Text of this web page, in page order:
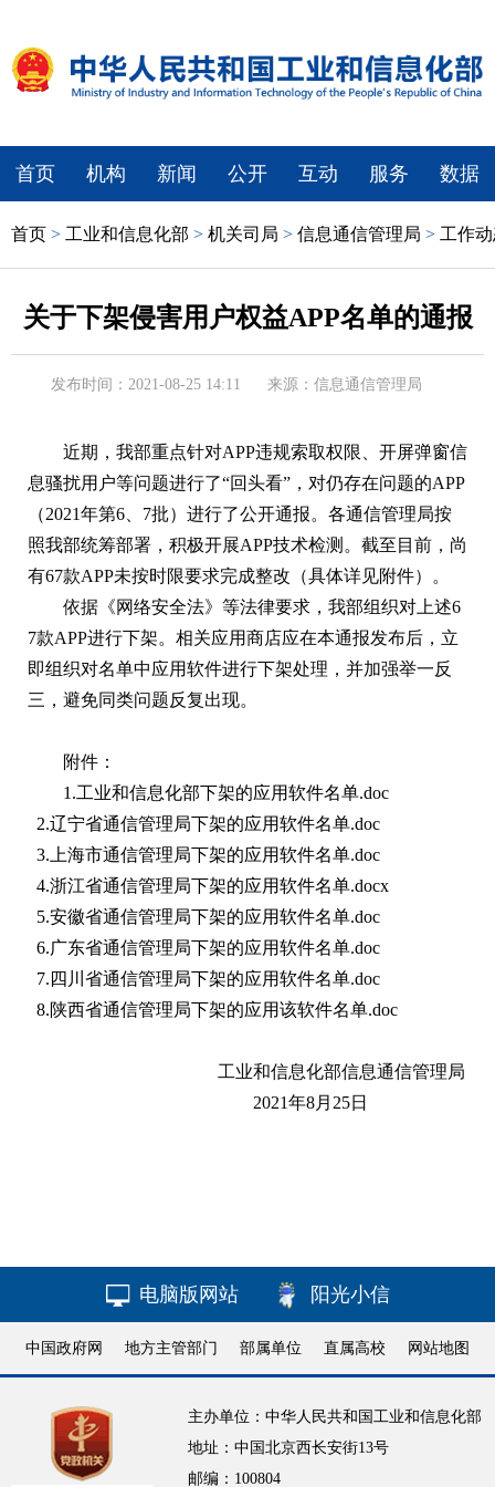
首页 机构 新闻 公开 互动 服务 数据
首页 > 工业和信息化部 > 机关司局 > 信息通信管理局 > 工作
关于下架侵害用户权益APP名单的通报
发布时间：2021-08-25 14:11 来源：信息通信管理局
近期，我部重点针对APP违规索取权限、开屏弹窗信
息骚扰用户等问题进行了“回头看”，对仍存在问题的APP
（2021年第6、7批）进行了公开通报。各通信管理局按
照我部统筹部署，积极开展APP技术检测。截至目前，尚
有67款APP未按时限要求完成整改（具体详见附件）。
依据《网络安全法》等法律要求，我部组织对上述6
7款APP进行下架。相关应用商店应在本通报发布后，立
即组织对名单中应用软件进行下架处理，并加强举一反
三，避免同类问题反复出现。
附件：
1.工业和信息化部下架的应用软件名单.doc
2.辽宁省通信管理局下架的应用软件名单.doc
3.上海市通信管理局下架的应用软件名单.doc
4.浙江省通信管理局下架的应用软件名单.docx
5.安徽省通信管理局下架的应用软件名单.doc
6.广东省通信管理局下架的应用软件名单.doc
7.四川省通信管理局下架的应用软件名单.doc
8.陕西省通信管理局下架的应用该软件名单.doc
工业和信息化部信息通信管理局
2021年8月25日
电脑版网站 阳光小信
中国政府网 地方主管部门 部属单位 直属高校 网站地图
主办单位：中华人民共和国工业和信息化部
地址：中国北京西长安街13号
邮编：100804